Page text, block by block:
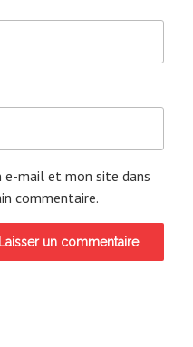
e-mail et mon site dans
commentaire.